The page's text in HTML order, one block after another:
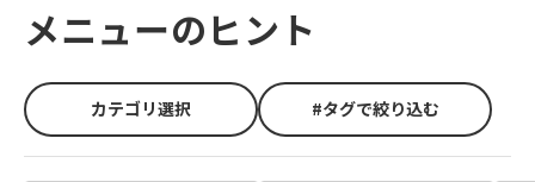
メニューのヒント
カテゴリ選択 #タグで絞り込む